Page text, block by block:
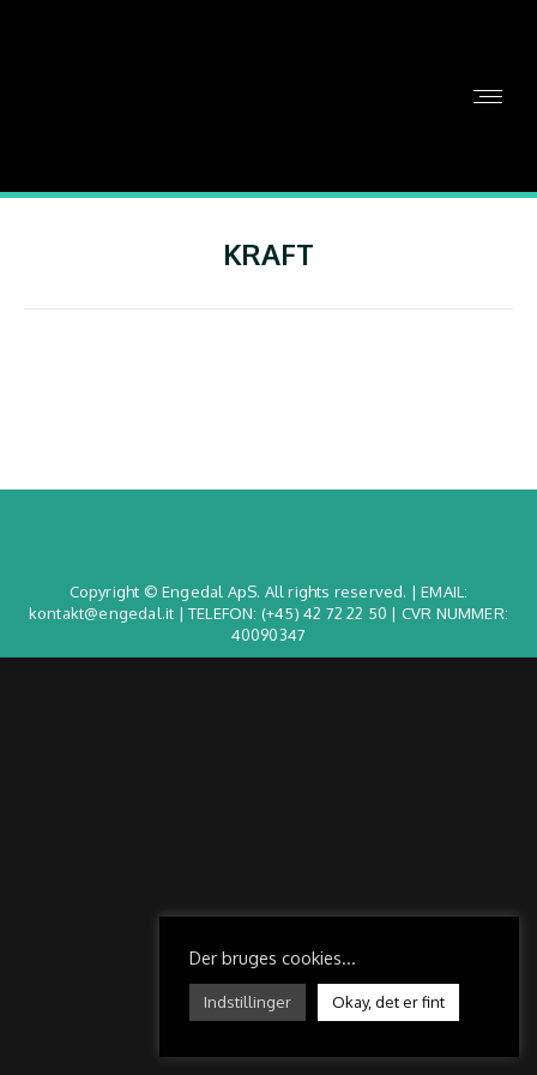
KRAFT
Copyright © Engedal ApS. All rights reserved. | EMAIL:
kontakt@engedal.it | TELEFON: (+45) 42 72 22 50 | CVR NUMMER:
40090347
Der bruges cookies...
Indstillinger Okay, det er fint